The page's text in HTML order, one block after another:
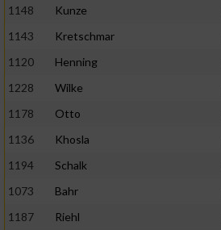
1148
Kunze
1143
Kretschmar
1120
Henning
1228
Wilke
1178
Otto
1136
Khosla
1194
Schalk
1073
Bahr
1187
Riehl